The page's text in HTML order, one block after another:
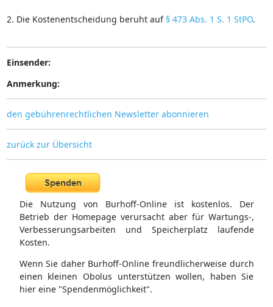
2. Die Kostenentscheidung beruht auf § 473 Abs. 1 S. 1 StPO.
Einsender:
Anmerkung:
den gebührenrechtlichen Newsletter abonnieren
zurück zur Übersicht
Die Nutzung von Burhoff-Online ist kostenlos. Der
Betrieb der Homepage verursacht aber für Wartungs-,
Verbesserungsarbeiten und Speicherplatz laufende
Kosten.
Wenn Sie daher Burhoff-Online freundlicherweise durch
einen kleinen Obolus unterstützen wollen, haben Sie
hier eine "Spendenmöglichkeit".